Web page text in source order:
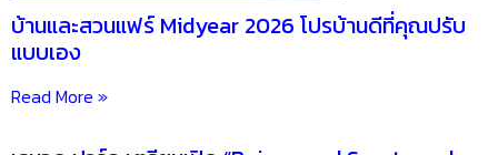
บ้านและสวนแฟร์ Midyear 2026 โปรบ้านดีที่คุณปรับ
แบบเอง
Read More »